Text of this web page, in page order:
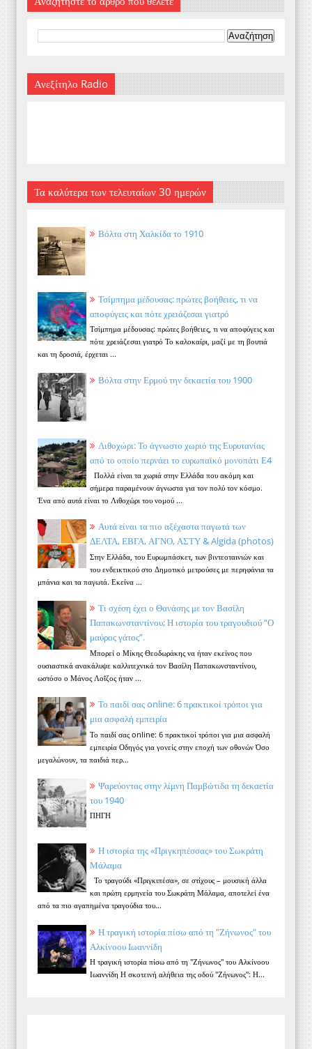
Ανεξίτηλο Radio
Τα καλύτερα των τελευταίων 30 ημερών
Βόλτα στη Χαλκίδα το 1910
Τσίμπημα μέδουσας: πρώτες βοήθειες, τι να
αποφύγεις και πότε χρειάζεσαι γιατρό
Τσίμπημα μέδουσας: πρώτες βοήθειες, τι να αποφύγεις και
πότε χρειάζεσαι γιατρό Το καλοκαίρι, μαζί με τη βουτιά
και τη δροσιά, έρχεται ...
Βόλτα στην Ερμού την δεκαετία του 1900
Λιθοχώρι: Το άγνωστο χωριό της Ευρυτανίας
από το οποίο περνάει το ευρωπαϊκό μονοπάτι Ε4
Πολλά είναι τα χωριά στην Ελλάδα που ακόμη και
σήμερα παραμένουν άγνωστα για τον πολύ τον κόσμο.
Ένα από αυτά είναι το Λιθοχώρι του νομού ...
Αυτά είναι τα πιο αξέχαστα παγωτά των
ΔΕΛΤΑ, ΕΒΓΑ, ΑΓΝΟ, ΑΣΤΥ & Algida (photos)
Στην Ελλάδα, του Ευρωμπάσκετ, των βιντεοταινιών και
του ενδεικτικού στο Δημοτικό μετρούσες με περηφάνια τα
μπάνια και τα παγωτά. Εκείνα ...
Τι σχέση έχει ο Θανάσης με τον Βασίλη
Παπακωνσταντίνου; Η ιστορία του τραγουδιού “Ο
μαύρος γάτος”.
Μπορεί ο Μίκης Θεοδωράκης να ήταν εκείνος που
ουσιαστικά ανακάλυψε καλλιτεχνικά τον Βασίλη Παπακωνσταντίνου,
ωστόσο ο Μάνος Λοΐζος ήταν ...
Το παιδί σας online: 6 πρακτικοί τρόποι για
μια ασφαλή εμπειρία
Το παιδί σας online: 6 πρακτικοί τρόποι για μια ασφαλή
εμπειρία Οδηγός για γονείς στην εποχή των οθονών Όσο
μεγαλώνουν, τα παιδιά περ...
Ψαρεύοντας στην λίμνη Παμβώτιδα τη δεκαετία
του 1940
ΠΗΓΗ
Η ιστορία της «Πριγκηπέσσας» του Σωκράτη
Μάλαμα
Το τραγούδι «Πριγκιπέσα», σε στίχους – μουσική άλλα
και πρώτη ερμηνεία του Σωκράτη Μάλαμα, αποτελεί ένα
από τα πιο αγαπημένα τραγούδια του...
Η τραγική ιστορία πίσω από τη "Ζήνωνος" του
Αλκίνοου Ιωαννίδη
Η τραγική ιστορία πίσω από τη "Ζήνωνος" του Αλκίνοου
Ιωαννίδη Η σκοτεινή αλήθεια της οδού "Ζήνωνος": Η...